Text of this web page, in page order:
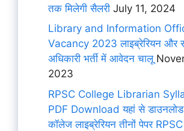
तक मिलेगी सैलरी July 11, 2024
Library and Information
Vacancy 2023 लाइब्रेरियन और
अधिकारी भर्ती में आवेदन चालू
2023
RPSC College Librarian
PDF Download यहां से
कॉलेज लाइब्रेरियन तीनों पेपर RPSC